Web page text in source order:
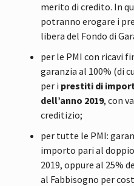
merito di credito. In
potranno erogare i
libera del Fondo di
per le PMI con ricavi
garanzia al 100% (di
per i prestiti di
dell’anno 2019, con
creditizio;
per tutte le PMI:
importo pari al
2019, oppure al 25%
al Fabbisogno per